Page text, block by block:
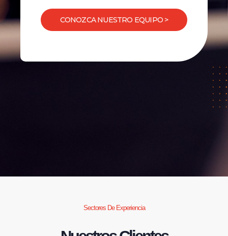
CONOZCA NUESTRO EQUIPO >
Sectores De Experiencia